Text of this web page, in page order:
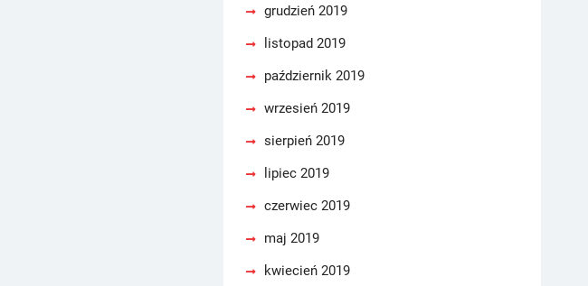
grudzień 2019
listopad 2019
październik 2019
wrzesień 2019
sierpień 2019
lipiec 2019
czerwiec 2019
maj 2019
kwiecień 2019